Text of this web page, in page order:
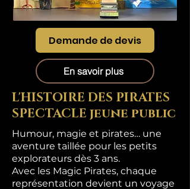
Demande de devis
En savoir plus
L'HISTOIRE DES PIRATES
SPECTACLE jeune public
Humour, magie et pirates… une
aventure taillée pour les petits
explorateurs dès 3 ans.
Avec les Magic Pirates, chaque
représentation devient un voyage